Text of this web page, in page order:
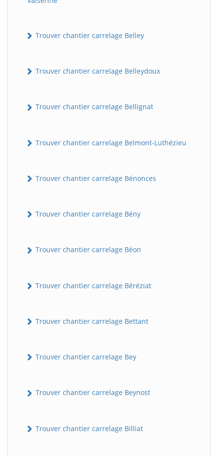
Trouver chantier carrelage Belley
Trouver chantier carrelage Belleydoux
Trouver chantier carrelage Bellignat
Trouver chantier carrelage Belmont-Luthézieu
Trouver chantier carrelage Bénonces
Trouver chantier carrelage Bény
Trouver chantier carrelage Béon
Trouver chantier carrelage Béréziat
Trouver chantier carrelage Bettant
Trouver chantier carrelage Bey
Trouver chantier carrelage Beynost
Trouver chantier carrelage Billiat